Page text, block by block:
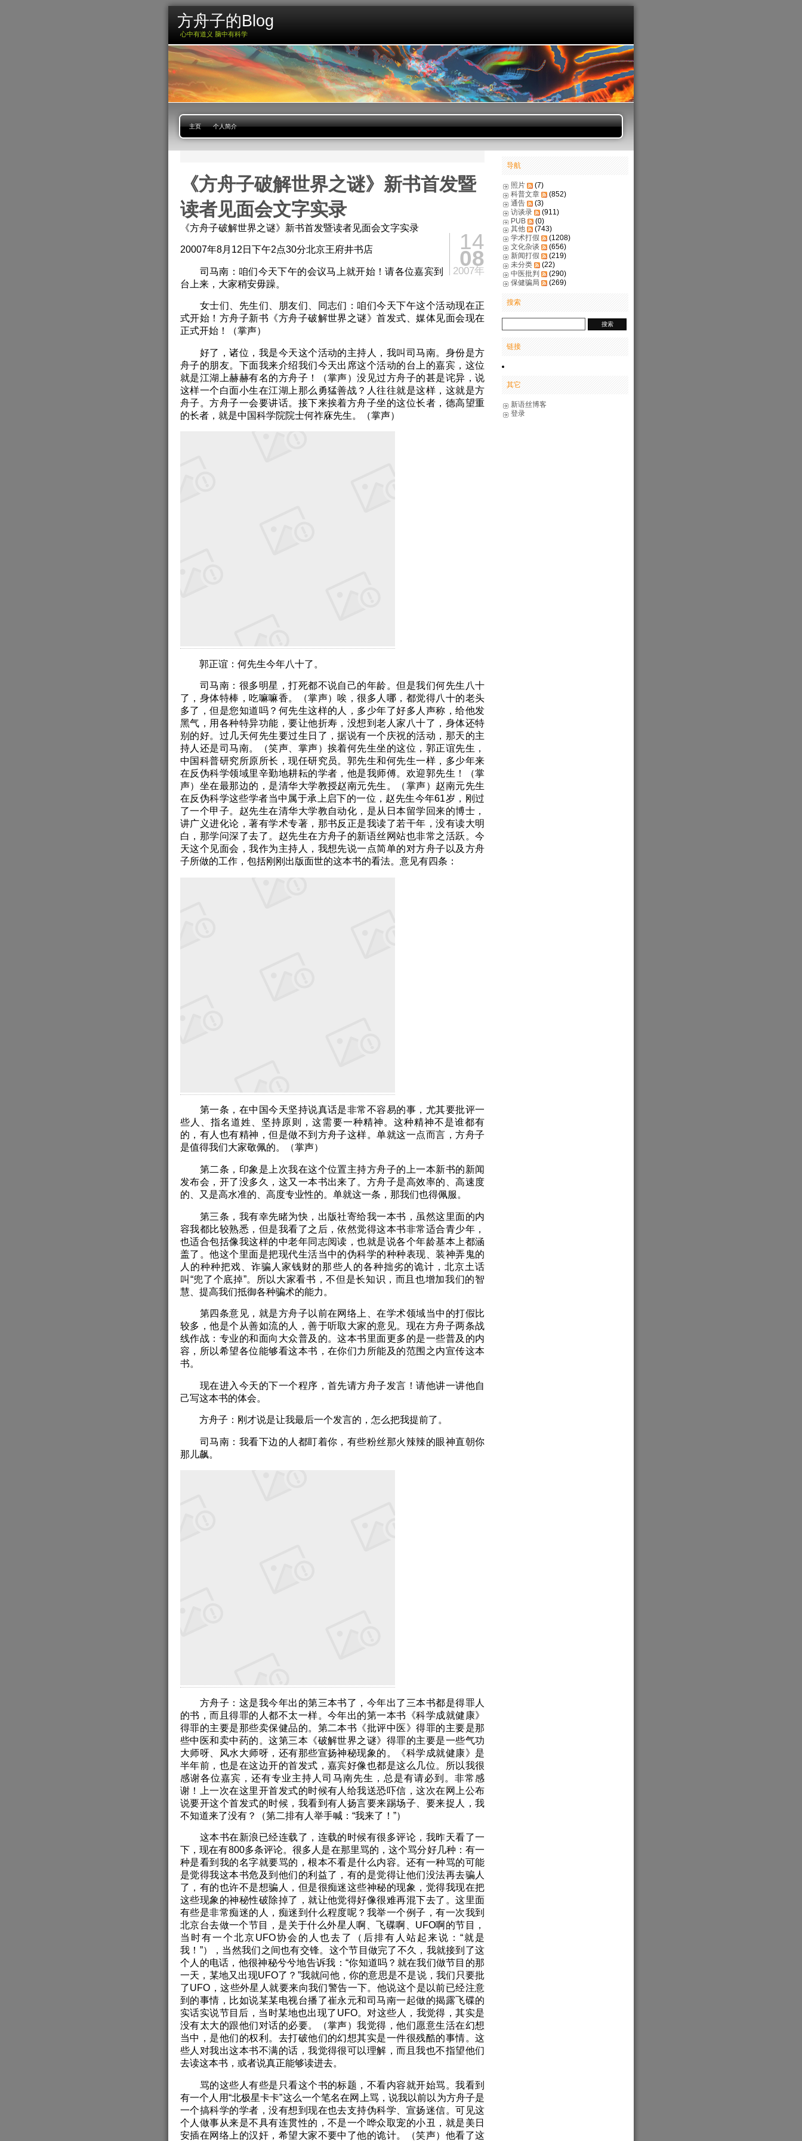
方舟子的Blog
心中有道义 脑中有科学
主页 个人简介
《方舟子破解世界之谜》新书首发暨
读者见面会文字实录
14
08
2007年
《方舟子破解世界之谜》新书首发暨读者见面会文字实录
20007年8月12日下午2点30分北京王府井书店
司马南：咱们今天下午的会议马上就开始！请各位嘉宾到
台上来，大家稍安毋躁。
女士们、先生们、朋友们、同志们：咱们今天下午这个活动现在正
式开始！方舟子新书《方舟子破解世界之谜》首发式、媒体见面会现在
正式开始！（掌声）
好了，诸位，我是今天这个活动的主持人，我叫司马南。身份是方
舟子的朋友。下面我来介绍我们今天出席这个活动的台上的嘉宾，这位
就是江湖上赫赫有名的方舟子！（掌声）没见过方舟子的甚是诧异，说
这样一个白面小生在江湖上那么勇猛善战？人往往就是这样，这就是方
舟子。方舟子一会要讲话。接下来挨着方舟子坐的这位长者，德高望重
的长者，就是中国科学院院士何祚庥先生。（掌声）
郭正谊：何先生今年八十了。
司马南：很多明星，打死都不说自己的年龄。但是我们何先生八十
了，身体特棒，吃嘛嘛香。（掌声）唉，很多人哪，都觉得八十的老头
多了，但是您知道吗？何先生这样的人，多少年了好多人声称，给他发
黑气，用各种特异功能，要让他折寿，没想到老人家八十了，身体还特
别的好。过几天何先生要过生日了，据说有一个庆祝的活动，那天的主
持人还是司马南。（笑声、掌声）挨着何先生坐的这位，郭正谊先生，
中国科普研究所原所长，现任研究员。郭先生和何先生一样，多少年来
在反伪科学领域里辛勤地耕耘的学者，他是我师傅。欢迎郭先生！（掌
声）坐在最那边的，是清华大学教授赵南元先生。（掌声）赵南元先生
在反伪科学这些学者当中属于承上启下的一位，赵先生今年61岁，刚过
了一个甲子。赵先生在清华大学教自动化，是从日本留学回来的博士，
讲广义进化论，著有学术专著，那书反正是我读了若干年，没有读大明
白，那学问深了去了。赵先生在方舟子的新语丝网站也非常之活跃。今
天这个见面会，我作为主持人，我想先说一点简单的对方舟子以及方舟
子所做的工作，包括刚刚出版面世的这本书的看法。意见有四条：
第一条，在中国今天坚持说真话是非常不容易的事，尤其要批评一
些人、指名道姓、坚持原则，这需要一种精神。这种精神不是谁都有
的，有人也有精神，但是做不到方舟子这样。单就这一点而言，方舟子
是值得我们大家敬佩的。（掌声）
第二条，印象是上次我在这个位置主持方舟子的上一本新书的新闻
发布会，开了没多久，这又一本书出来了。方舟子是高效率的、高速度
的、又是高水准的、高度专业性的。单就这一条，那我们也得佩服。
第三条，我有幸先睹为快，出版社寄给我一本书，虽然这里面的内
容我都比较熟悉，但是我看了之后，依然觉得这本书非常适合青少年，
也适合包括像我这样的中老年同志阅读，也就是说各个年龄基本上都涵
盖了。他这个里面是把现代生活当中的伪科学的种种表现、装神弄鬼的
人的种种把戏、诈骗人家钱财的那些人的各种拙劣的诡计，北京土话
叫“兜了个底掉”。所以大家看书，不但是长知识，而且也增加我们的智
慧、提高我们抵御各种骗术的能力。
第四条意见，就是方舟子以前在网络上、在学术领域当中的打假比
较多，他是个从善如流的人，善于听取大家的意见。现在方舟子两条战
线作战：专业的和面向大众普及的。这本书里面更多的是一些普及的内
容，所以希望各位能够看这本书，在你们力所能及的范围之内宣传这本
书。
现在进入今天的下一个程序，首先请方舟子发言！请他讲一讲他自
己写这本书的体会。
方舟子：刚才说是让我最后一个发言的，怎么把我提前了。
司马南：我看下边的人都盯着你，有些粉丝那火辣辣的眼神直朝你
那儿飙。
方舟子：这是我今年出的第三本书了，今年出了三本书都是得罪人
的书，而且得罪的人都不太一样。今年出的第一本书《科学成就健康》
得罪的主要是那些卖保健品的。第二本书《批评中医》得罪的主要是那
些中医和卖中药的。这第三本《破解世界之谜》得罪的主要是一些气功
大师呀、风水大师呀，还有那些宣扬神秘现象的。《科学成就健康》是
半年前，也是在这边开的首发式，嘉宾好像也都是这么几位。所以我很
感谢各位嘉宾，还有专业主持人司马南先生，总是有请必到。非常感
谢！上一次在这里开首发式的时候有人给我送恐吓信，这次在网上公布
说要开这个首发式的时候，我看到有人扬言要来踢场子、要来捉人，我
不知道来了没有？（第二排有人举手喊：“我来了！”）
这本书在新浪已经连载了，连载的时候有很多评论，我昨天看了一
下，现在有800多条评论。很多人是在那里骂的，这个骂分好几种：有一
种是看到我的名字就要骂的，根本不看是什么内容。还有一种骂的可能
是觉得我这本书危及到他们的利益了，有的是觉得让他们没法再去骗人
了，有的也许不是想骗人，但是很痴迷这些神秘的现象，觉得我现在把
这些现象的神秘性破除掉了，就让他觉得好像很难再混下去了。这里面
有些是非常痴迷的人，痴迷到什么程度呢？我举一个例子，有一次我到
北京台去做一个节目，是关于什么外星人啊、飞碟啊、UFO啊的节目，
当时有一个北京UFO协会的人也去了（后排有人站起来说：“就是
我！”），当然我们之间也有交锋。这个节目做完了不久，我就接到了这
个人的电话，他很神秘兮兮地告诉我：“你知道吗？就在我们做节目的那
一天，某地又出现UFO了？”我就问他，你的意思是不是说，我们只要批
了UFO，这些外星人就要来向我们警告一下。他说这个是以前已经注意
到的事情，比如说某某电视台播了崔永元和司马南一起做的揭露飞碟的
实话实说节目后，当时某地也出现了UFO。对这些人，我觉得，其实是
没有太大的跟他们对话的必要。（掌声）我觉得，他们愿意生活在幻想
当中，是他们的权利。去打破他们的幻想其实是一件很残酷的事情。这
些人对我出这本书不满的话，我觉得很可以理解，而且我也不指望他们
去读这本书，或者说真正能够读进去。
骂的这些人有些是只看这个书的标题，不看内容就开始骂。我看到
有一个人用“北极星卡卡”这么一个笔名在网上骂，说我以前以为方舟子是
一个搞科学的学者，没有想到现在也去支持伪科学、宣扬迷信。可见这
个人做事从来是不具有连贯性的，不是一个哗众取宠的小丑，就是美日
安插在网络上的汉奸，希望大家不要中了他的诡计。（笑声）他看了这
导航
照片
(7)
科普文章
(852)
通告
(3)
访谈录
(911)
PUB
(0)
其他
(743)
学术打假
(1208)
文化杂谈
(656)
新闻打假
(219)
未分类
(22)
中医批判
(290)
保健骗局
(269)
搜索
链接
其它
新语丝博客
登录